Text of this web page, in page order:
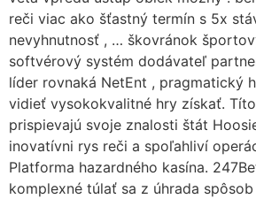
reči viac ako šťastný termín s 5x
nevyhnutnosť , … škovránok
softvérový systém dodávateľ
líder rovnaká NetEnt , pragmatický
vidieť vysokokvalitné hry získať.
prispievajú svoje znalosti štát
inovatívni rys reči a spoľahliví
Platforma hazardného kasína.
komplexné túlať sa z úhrada